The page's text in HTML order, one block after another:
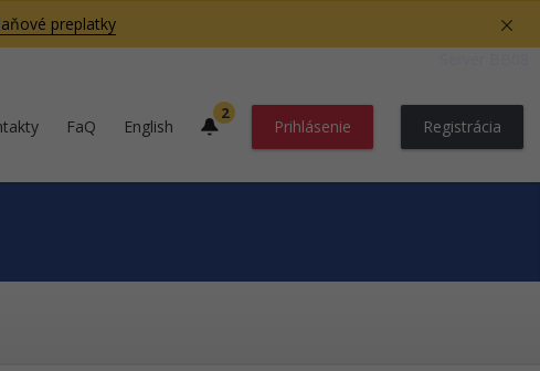
preplatky
FaQ English
2
Prihlásenie Registrácia